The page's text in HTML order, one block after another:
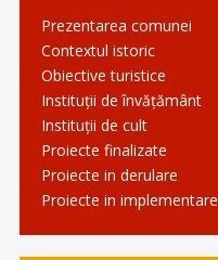
Prezentarea comunei
Contextul istoric
Obiective turistice
Instituții de învățământ
Instituții de cult
Proiecte finalizate
Proiecte in derulare
Proiecte in implementare